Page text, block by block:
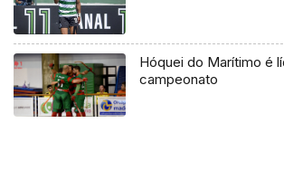
Hóquei do Marítimo é
campeonato